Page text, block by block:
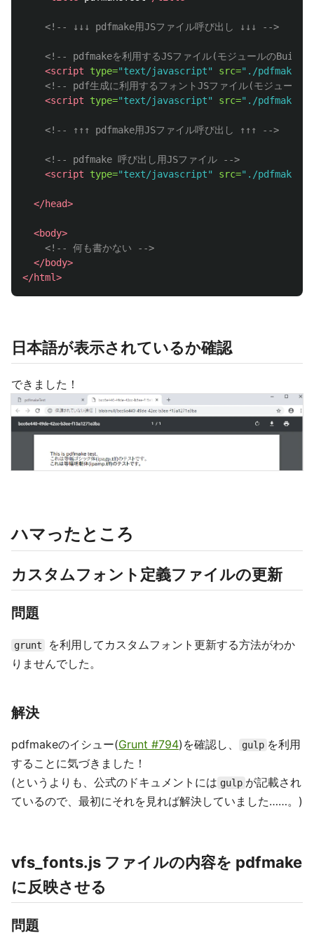
<!-- ↓↓↓ pdfmake用JSファイル呼び出し ↓↓↓ -->
<!-- pdfmakeを利用するJSファイル(モジュールのBuild
<script type="text/javascript" src="./pdfmake/
<!-- pdf生成に利用するフォントJSファイル(モジュール
<script type="text/javascript" src="./pdfmake/
<!-- ↑↑↑ pdfmake用JSファイル呼び出し ↑↑↑ -->
<!-- pdfmake 呼び出し用JSファイル -->
<script type="text/javascript" src="./
</head>
<body>
<!-- 何も書かない -->
</body>
</html>
日本語が表示されているか確認
できました！
ハマったところ
カスタムフォント定義ファイルの更新
問題
grunt
を利用してカスタムフォント更新する方法がわか
りませんでした。
解決
pdfmakeのイシュー(Grunt #794)を確認し、 gulp を利用
することに気づきました！
(というよりも、公式のドキュメントには gulp が記載され
ているので、最初にそれを見れば解決していました……。)
vfs_fonts.js ファイルの内容を pdfmake
に反映させる
問題